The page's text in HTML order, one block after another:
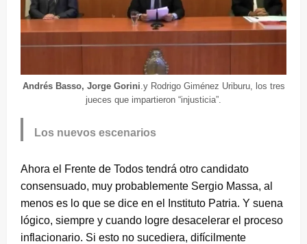
Andrés Basso, Jorge Gorini .y Rodrigo Giménez Uriburu, los tres
jueces que impartieron “injusticia”.
Los nuevos escenarios
Ahora el Frente de Todos tendrá otro candidato
consensuado, muy probablemente Sergio Massa, al
menos es lo que se dice en el Instituto Patria. Y suena
lógico, siempre y cuando logre desacelerar el proceso
inflacionario. Si esto no sucediera, difícilmente